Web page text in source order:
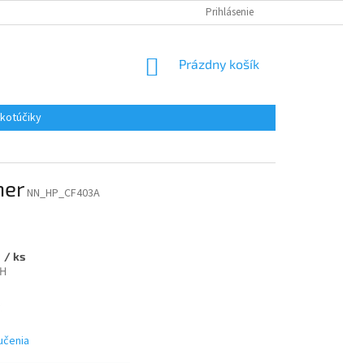
ÚDAJOV KONTAKTY
Prihlásenie
NÁKUPNÝ
Prázdny košík
NN_HP_CF403A
/ ks